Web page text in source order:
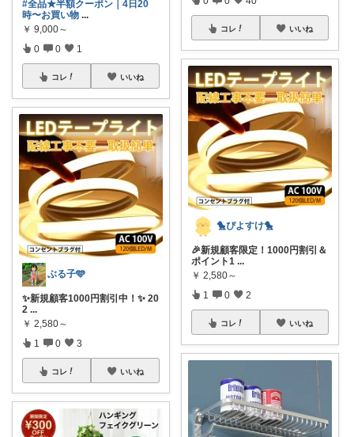
#全品★半額クーポン｜4日20
時〜お買い物 ...
￥ 9,000～
0 0 1
コレ いいね
ぶる子🩵
✨新規顧客1000円割引中！✨ 20
2 ...
￥ 2,580～
1 0 3
コレ いいね
コレ いいね
🐤ぴよすけ🐤
🎉新規顧客限定！1000円割引＆
ポイント1 ...
￥ 2,580～
1 0 2
コレ いいね